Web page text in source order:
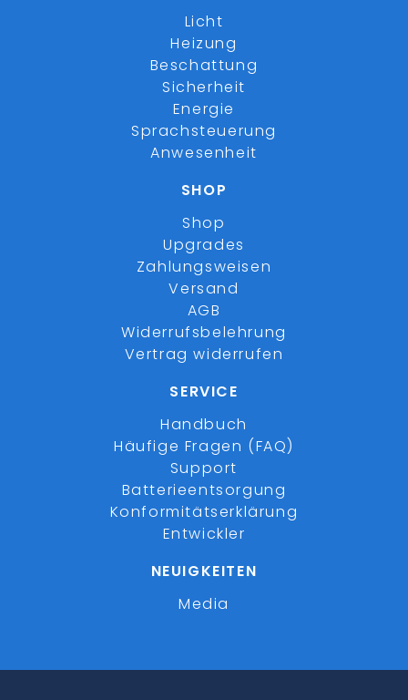
Licht
Heizung
Beschattung
Sicherheit
Energie
Sprachsteuerung
Anwesenheit
SHOP
Shop
Upgrades
Zahlungsweisen
Versand
AGB
Widerrufsbelehrung
Vertrag widerrufen
SERVICE
Handbuch
Häufige Fragen (FAQ)
Support
Batterieentsorgung
Konformitätserklärung
Entwickler
NEUIGKEITEN
Media